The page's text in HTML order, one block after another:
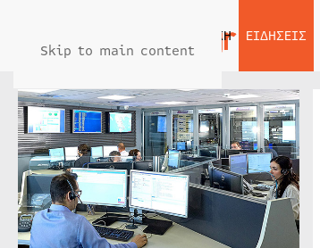
Skip to main content
ΑΡΧΙΚΗ ΕΙΔΗΣΕΙΣ